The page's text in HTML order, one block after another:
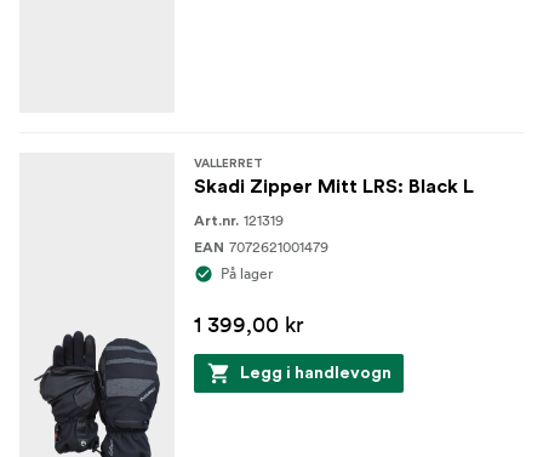
VALLERRET
Skadi Zipper Mitt LRS: Black L
Art.nr. 121319
EAN 7072621001479
På lager
1 399,00 kr
Legg i handlevogn